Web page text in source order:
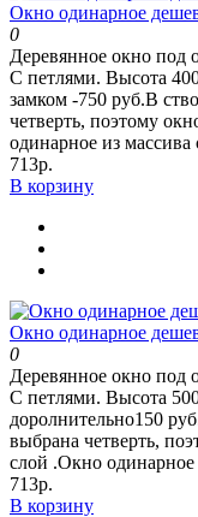
Окно одинарное
0
Деревянное окно под
С петлями. Высота
замком -750 руб.В
четверть, поэтому
одинарное из массива
713р.
В корзину
Окно одинарное
0
Деревянное окно под
С петлями. Высота
доролнительно150
выбрана четверть,
слой .Окно одинарное
713р.
В корзину